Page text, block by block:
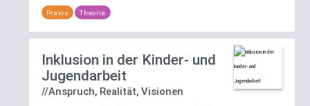
Praxis Theorie
Inklusion in der Kinder- und
Jugendarbeit
//Anspruch, Realität, Visionen